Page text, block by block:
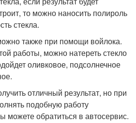
то можно наносить полироль
стекла.
также при помощи войлока.
работы, можно натереть стекло
оливковое, подсолнечное
отличный результат, но при
подобную работу
можете обратиться в автосервис.